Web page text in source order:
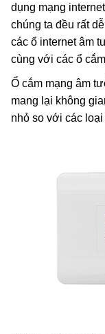
dụng mạng
chúng ta đều rất
các ổ internet âm
cùng với các ổ
Ổ cắm mạng âm
mang lại không
nhỏ so với các